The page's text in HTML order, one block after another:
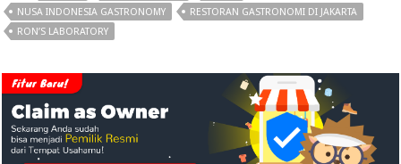
NUSA INDONESIA GASTRONOMY
RESTORAN GASTRONOMI DI JAKARTA
RON’S LABORATORY